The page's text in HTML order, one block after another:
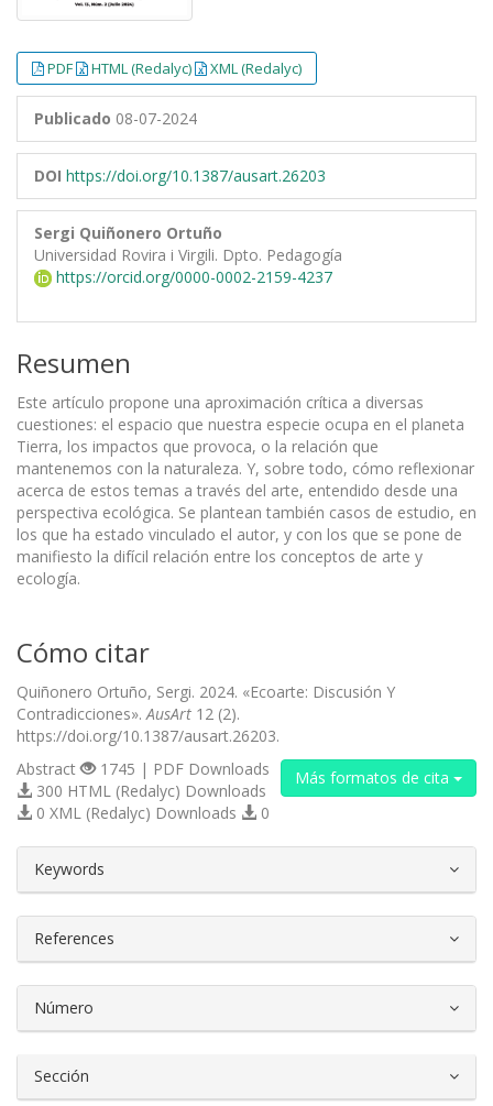
PDF HTML (Redalyc) XML (Redalyc)
Publicado 08-07-2024
DOI https://doi.org/10.1387/ausart.26203
Sergi Quiñonero Ortuño
Universidad Rovira i Virgili. Dpto. Pedagogía
https://orcid.org/0000-0002-2159-4237
Resumen
Este artículo propone una aproximación crítica a diversas
cuestiones: el espacio que nuestra especie ocupa en el planeta
Tierra, los impactos que provoca, o la relación que
mantenemos con la naturaleza. Y, sobre todo, cómo reflexionar
acerca de estos temas a través del arte, entendido desde una
perspectiva ecológica. Se plantean también casos de estudio, en
los que ha estado vinculado el autor, y con los que se pone de
manifiesto la difícil relación entre los conceptos de arte y
ecología.
Cómo citar
Quiñonero Ortuño, Sergi. 2024. «Ecoarte: Discusión Y
Contradicciones».AusArt 12 (2).
https://doi.org/10.1387/ausart.26203.
Más formatos de cita
Abstract
1745 | PDF Downloads
300 HTML (Redalyc) Downloads
0 XML (Redalyc) Downloads
0
Keywords
References
Número
Sección